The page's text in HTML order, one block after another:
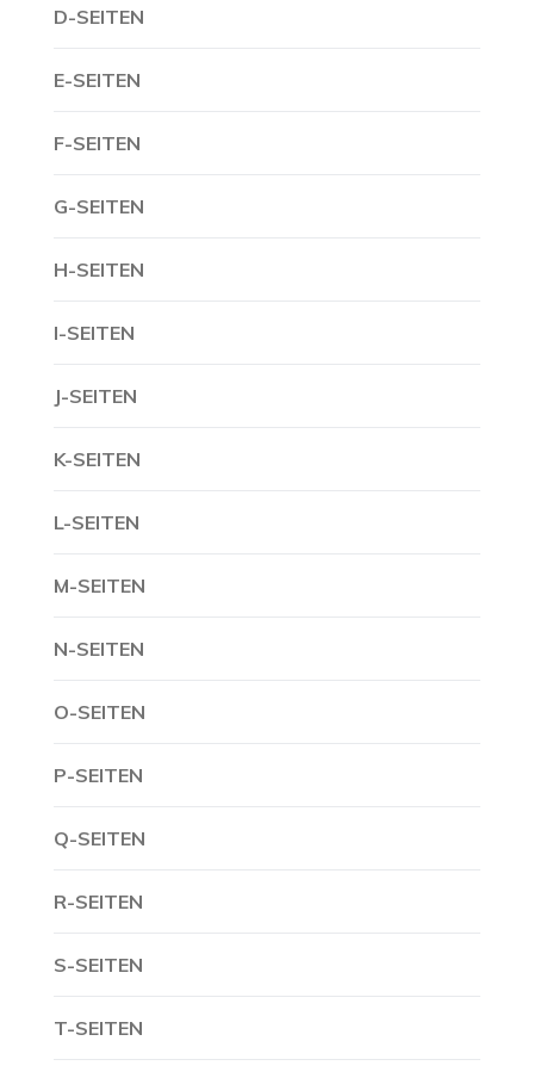
D-SEITEN
E-SEITEN
F-SEITEN
G-SEITEN
H-SEITEN
I-SEITEN
J-SEITEN
K-SEITEN
L-SEITEN
M-SEITEN
N-SEITEN
O-SEITEN
P-SEITEN
Q-SEITEN
R-SEITEN
S-SEITEN
T-SEITEN